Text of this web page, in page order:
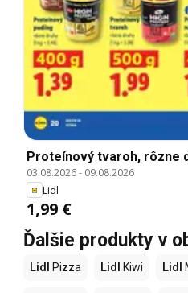
Proteínový tvaroh, rôzne
03.08.2026- 09.08.2026
Lidl
1,99 €
Ďalšie produkty v
Lidl Pizza Lidl Kiwi Lidl